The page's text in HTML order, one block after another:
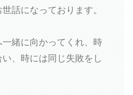
話になっております。
緒に向かってくれ、時
、時には同じ失敗をし